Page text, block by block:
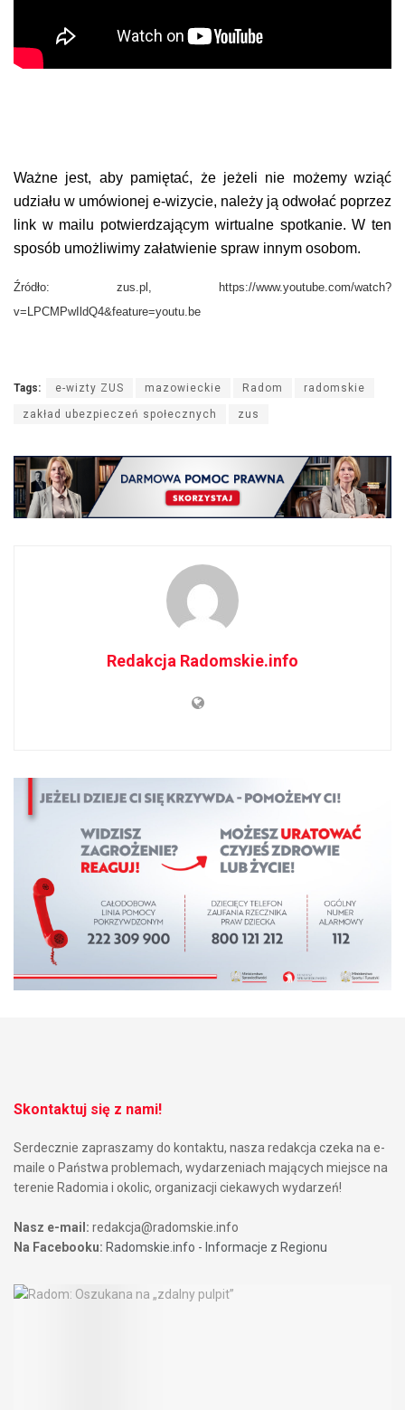
Ważne jest, aby pamiętać, że jeżeli nie możemy wziąć
udziału w umówionej e-wizycie, należy ją odwołać poprzez
link w mailu potwierdzającym wirtualne spotkanie. W ten
sposób umożliwimy załatwienie spraw innym osobom.
Źródło: zus.pl, https://www.youtube.com/watch?
v=LPCMPwIldQ4&feature=youtu.be
Tags: e-wizty ZUS mazowieckie Radom radomskie
zakład ubezpieczeń społecznych zus
Redakcja Radomskie.info
Skontaktuj się z nami!
Serdecznie zapraszamy do kontaktu, nasza redakcja czeka na e-
maile o Państwa problemach, wydarzeniach mających miejsce na
terenie Radomia i okolic, organizacji ciekawych wydarzeń!
Nasz e-mail: redakcja@radomskie.info
Na Facebooku: Radomskie.info - Informacje z Regionu